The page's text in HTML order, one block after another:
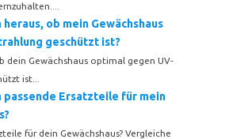
ob mein Gewächshaus
geschützt ist?
dein Gewächshaus optimal gegen UV-
ist...
passende Ersatzteile für mein
für dein Gewächshaus? Vergleiche